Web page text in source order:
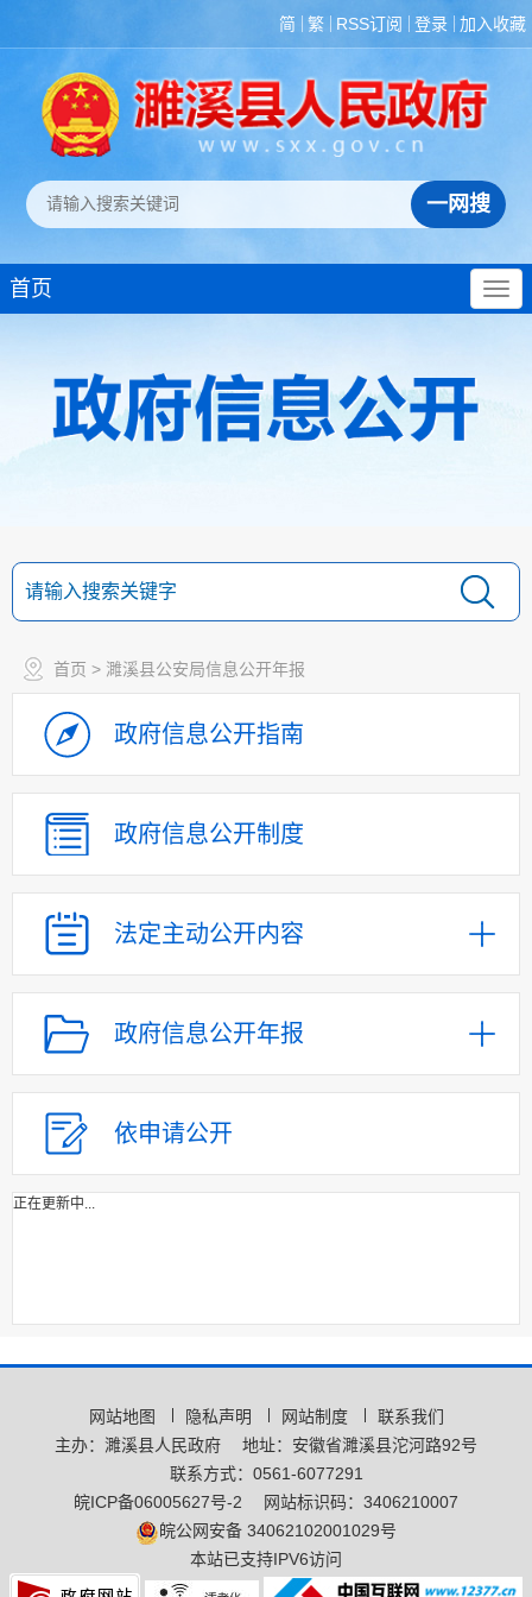
简 繁 RSS订阅 登录 加入收藏
首页
首页 > 濉溪县公安局信息公开年报
政府信息公开指南
政府信息公开制度
法定主动公开内容
政府信息公开年报
依申请公开
正在更新中...
网站地图 隐私声明 网站制度
联系我们
主办：濉溪县人民政府
地址：安徽省濉溪县沱河路92号
联系方式：0561-6077291
皖ICP备06005627号-2
网站标识码：3406210007
皖公网安备 34062102001029号
本站已支持IPV6访问